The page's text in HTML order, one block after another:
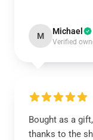
M Michael
Verified
Bought as a
thanks to the